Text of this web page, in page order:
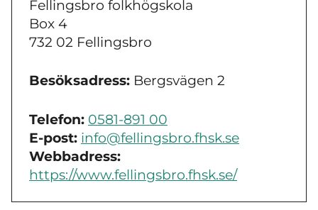
Fellingsbro folkhögskola
Box 4
732 02 Fellingsbro
Besöksadress: Bergsvägen 2
Telefon: 0581-891 00
E-post: info@fellingsbro.fhsk.se
Webbadress:
https://www.fellingsbro.fhsk.se/